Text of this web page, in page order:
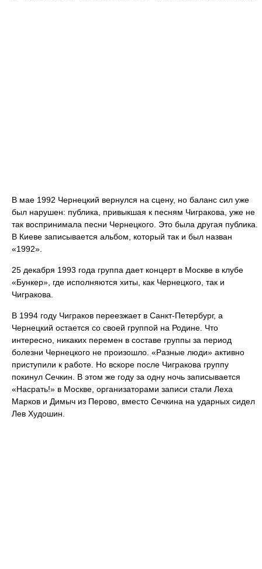
В мае 1992 Чернецкий вернулся на сцену, но баланс сил уже
был нарушен: публика, привыкшая к песням Чигракова, уже не
так воспринимала песни Чернецкого. Это была другая публика.
В Киеве записывается альбом, который так и был назван
«1992».
25 декабря 1993 года группа дает концерт в Москве в клубе
«Бункер», где исполняются хиты, как Чернецкого, так и
Чигракова.
В 1994 году Чиграков переезжает в Санкт-Петербург, а
Чернецкий остается со своей группой на Родине. Что
интересно, никаких перемен в составе группы за период
болезни Чернецкого не произошло. «Разные люди» активно
приступили к работе. Но вскоре после Чигракова группу
покинул Сечкин. В этом же году за одну ночь записывается
«Насрать!» в Москве, организаторами записи стали Леха
Марков и Димыч из Перово, вместо Сечкина на ударных сидел
Лев Худошин.